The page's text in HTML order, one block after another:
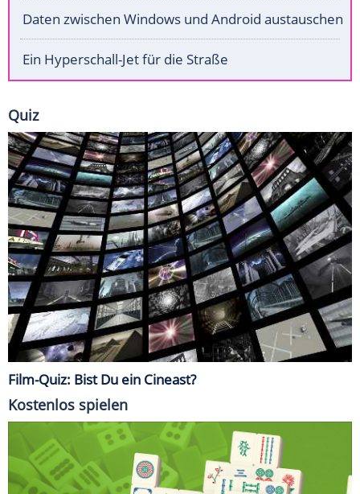
Daten zwischen Windows und Android austauschen
Ein Hyperschall-Jet für die Straße
Quiz
Film-Quiz: Bist Du ein Cineast?
Kostenlos spielen